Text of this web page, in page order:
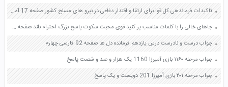
تاکیدات فرماندهی کل قوا برای ارتقا و اقتدار دفاعی در نیرو های مسلح کشور صفحه 17 آمادگی دفاعی دهم
جاهای خالی را با کلمات مناسب پر کنید قوی محبت سکوت پاسخ بزرگ احترام بلند صفحه 105 هدیه های آسمان چهارم
جواب درست و نادرست درس یازدهم فرمانده دل ها صفحه 92 فارسی چهارم
جواب مرحله ۱۱۶۰ بازی آمیرزا 1160 یک هزار و صد و شصت پاسخ
جواب مرحله ۲۰۱ بازی آمیرزا 201 دویست و یک پاسخ